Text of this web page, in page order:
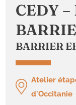
CEDY –
BARRIER
Atelier
d'Occitanie